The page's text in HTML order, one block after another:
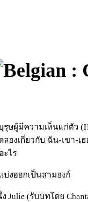
:
ษผู้มีความเห็นแก่ตัว
องเกี่ยวกับ ฉัน-เขา-
ะไร
งออกเป็นสามองก์
Julie (รับบทโดย